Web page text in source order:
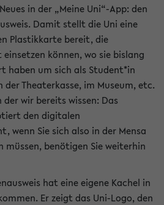
in der „Meine Uni“-App: den
Damit stellt die Uni eine
Plastikkarte bereit, die
können, wo sie bislang
haben um sich als Student*in
der Theaterkasse, im Museum, etc.
der wir bereits wissen: Das
den digitalen
wenn Sie sich also in der Mensa
müssen, benötigen Sie weiterhin
hat eine eigene Kachel in
Er zeigt das Uni-Logo, den